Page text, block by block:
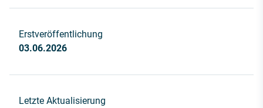
Erstveröffentlichung
03.06.2026
Letzte Aktualisierung